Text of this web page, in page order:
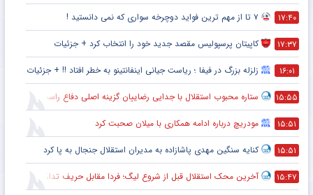
۱۷:۴۰ ۷ تا از مهم ترین فواید دوچرخه سواری که نمی دانستید !
۱۷:۳۷ کاپیتان پرسپولیس مقصد جدید خود را انتخاب کرد + جزئیات
۱۶:۰۱ زلزله بزرگ در فیفا ؛ ریاست جیانی اینفانتینو به خطر افتاد !! + جزئیات
۱۵:۵۵ ستاره محبوب استقلال با جدایی رضاییان گزینه اصلی دفاع راست این تیم
۱۵:۵۱ مودریچ درباره ادامه همکاری با میلان صحبت کرد
۱۵:۵۱ کنایه سنگین مهدی پاشازاده به مدیران استقلال جنجال به پا کرد
۱۵:۴۷ آخرین محک استقلال قبل از شروع لیگ؛ فردا مقابل حریف تدارکاتی